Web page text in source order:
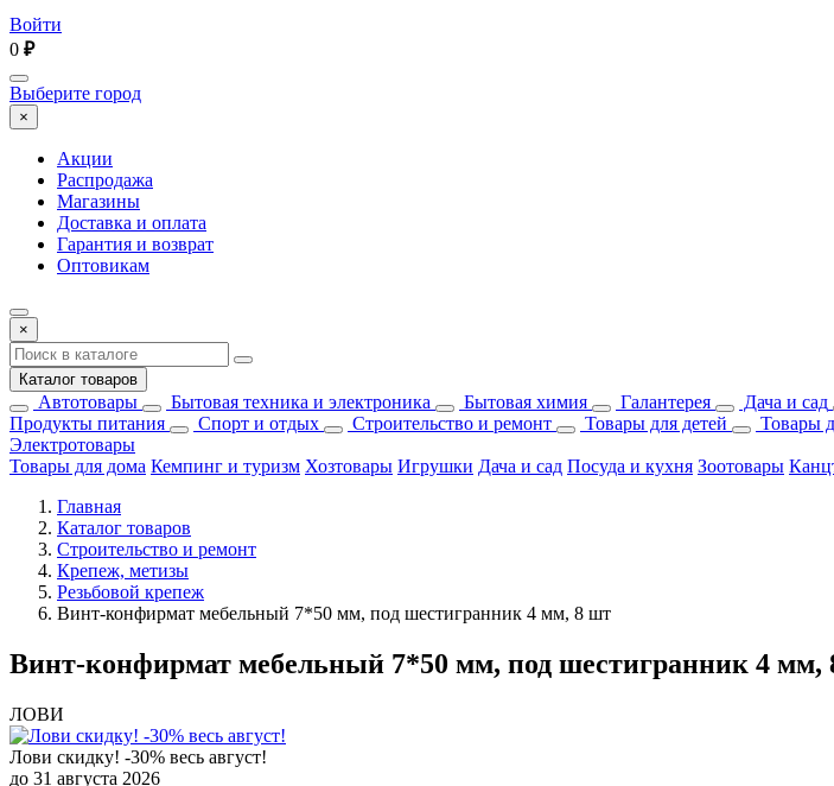
Войти
0 ₽
Выберите город
×
Акции
Распродажа
Магазины
Доставка и оплата
Гарантия и возврат
Оптовикам
×
Каталог товаров
Автотовары Бытовая техника и электроника Бытовая химия Галантерея Дача и сад
Продукты питания
Спорт и отдых Строительство и ремонт Товары для детей Товары
Электротовары
Товары для дома Кемпинг и туризм Хозтовары Игрушки Дача и сад Посуда и кухня Зоотовары
Главная
Каталог товаров
Строительство и ремонт
Крепеж, метизы
Резьбовой крепеж
Винт-конфирмат мебельный 7*50 мм, под шестигранник 4 мм, 8 шт
Винт-конфирмат мебельный 7*50 мм, под шестигранник 4 мм,
ЛОВИ
Лови скидку! -30% весь август!
до 31 августа 2026